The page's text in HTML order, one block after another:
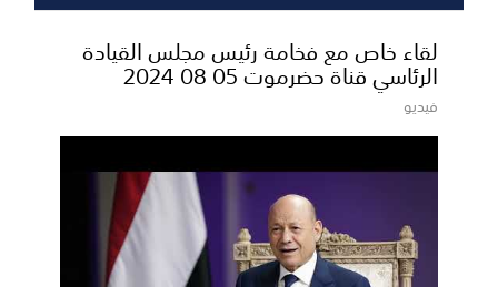
لقاء خاص مع فخامة رئيس مجلس القيادة
الرئاسي قناة حضرموت 05 08 2024
فيديو